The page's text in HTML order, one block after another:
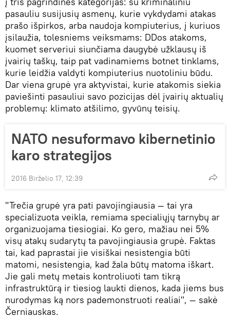
pasauliu susijusių asmenų, kurie vykdydami atakas
prašo išpirkos, arba naudoja kompiuterius, į kuriuos
įsilaužia, tolesniems veiksmams: DDos atakoms,
kuomet serveriui siunčiama daugybė užklausų iš
įvairių taškų, taip pat vadinamiems botnet tinklams,
kurie leidžia valdyti kompiuterius nuotoliniu būdu.
Dar viena grupė yra aktyvistai, kurie atakomis siekia
paviešinti pasauliui savo pozicijas dėl įvairių aktualių
problemų: klimato atšilimo, gyvūnų teisių.
NATO nesuformavo kibernetinio
karo strategijos
2016 Birželio 17, 12:39
"Trečia grupė yra pati pavojingiausia — tai yra
specializuota veikla, remiama specialiųjų tarnybų ar
organizuojama tiesiogiai. Ko gero, mažiau nei 5%
visų atakų sudarytų ta pavojingiausia grupė. Faktas
tai, kad paprastai jie visiškai nesistengia būti
matomi, nesistengia, kad žala būtų matoma iškart.
Jie gali metų metais kontroliuoti tam tikrą
infrastruktūrą ir tiesiog laukti dienos, kada jiems bus
nurodymas ką nors pademonstruoti realiai", — sakė
Černiauskas.